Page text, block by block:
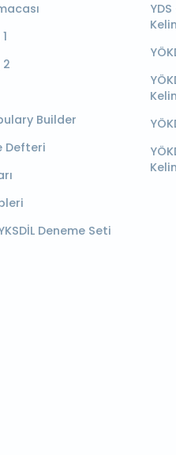
Builder
Defteri
Deneme Seti